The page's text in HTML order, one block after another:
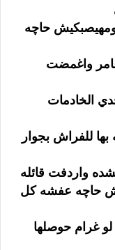
حاچه
واغمضت
الخادمات
للفراش بجوار
واردفت قائله
حاچه عفشه كل
غرام حوصلها